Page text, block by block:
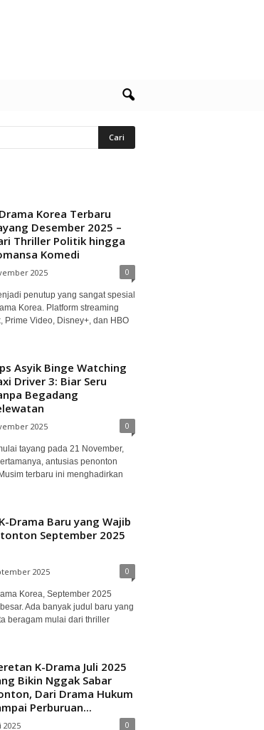
Korea Terbaru
Desember 2025 –
Thriller Politik hingga
Komedi
2025 0
penutup yang sangat spesial
Korea. Platform streaming
Prime Video, Disney+, dan HBO
Asyik Binge Watching
Driver 3: Biar Seru
Begadang
2025 0
tayang pada 21 November,
antusias penonton
terbaru ini menghadirkan
Drama Baru yang Wajib
September 2025
2025 0
Korea, September 2025
Ada banyak judul baru yang
beragam mulai dari thriller
K-Drama Juli 2025
Bikin Nggak Sabar
Dari Drama Hukum
Perburuan...
2025 0